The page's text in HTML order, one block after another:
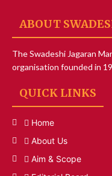
ABOUT
The Swadeshi Jagaran
organisation founded in
QUICK LINKS
Home
About Us
Aim & Scope